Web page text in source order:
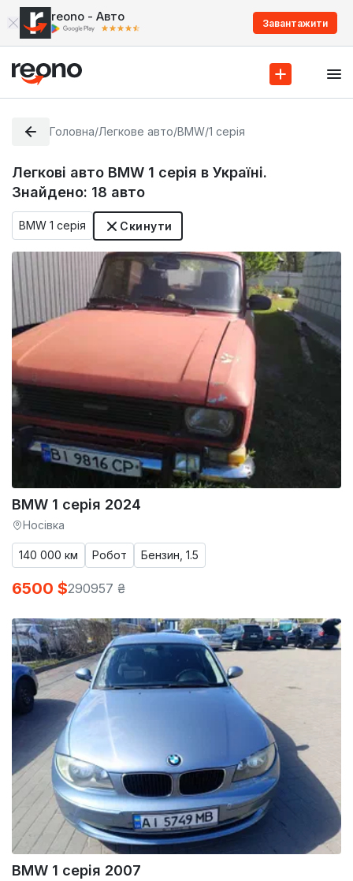
reono - Авто Завантажити
Головна/Легкове авто/BMW/1 серія
Легкові авто BMW 1 серія в Україні.
Знайдено: 18 авто
BMW 1 серія Скинути
BMW 1 серія 2024
Носівка
140 000 км Робот Бензин, 1.5
6500 $290957 ₴
BMW 1 серія 2007